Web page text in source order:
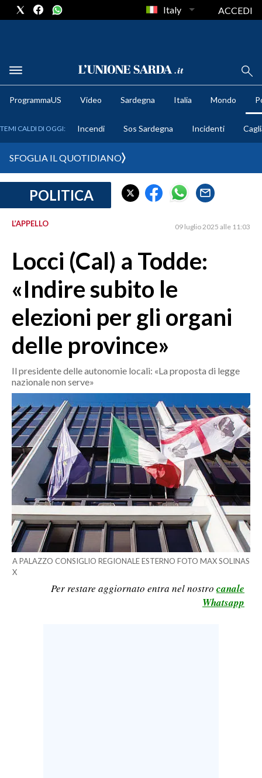
METEO
CRONACA SARDEGNA
SULCIS IGLESIENTE
MEDIO CAMPIDANO
ORISTANO E PROVINCIA
GALLURA
NUORO E PROVINCIA
OGLIASTRA
AGENDA
ITALIA
MONDO
POLITICA
ECONOMIA
SERVIZI ALLE IMPRESE
LAVORO
BANDI
SPORT IN SARDEGNA
Italy ACCEDI
ProgrammaUS Video Sardegna Italia Mondo
TEMI CALDI DI OGGI: Incendi Sos Sardegna Incidenti
SFOGLIA IL QUOTIDIANO
POLITICA
L’APPELLO 09 luglio 2025 alle 11:03
Locci (Cal) a Todde:
«Indire subito le
elezioni per gli organi
delle province»
Il presidente delle autonomie locali: «La proposta di legge
nazionale non serve»
A PALAZZO CONSIGLIO REGIONALE ESTERNO FOTO MAX SOLINAS
X
Per restare aggiornato entra nel nostro canale
Whatsapp